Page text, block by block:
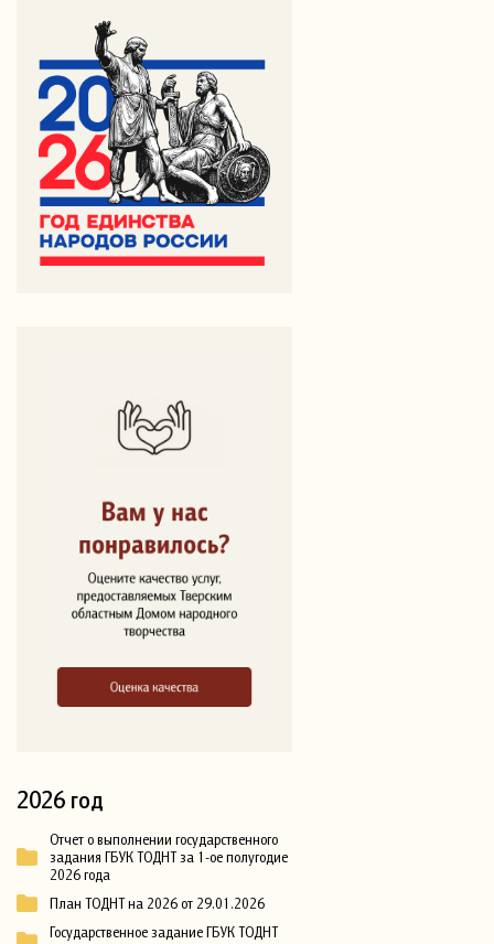
2026 год
Отчет о выполнении государственного
задания ГБУК ТОДНТ за 1-ое полугодие
2026 года
План ТОДНТ на 2026 от 29.01.2026
Государственное задание ГБУК ТОДНТ